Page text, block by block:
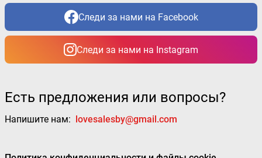
Следи за нами на Facebook
Следи за нами на Instagram
Есть предложения или вопросы?
Напишите нам: lovesalesby@gmail.com